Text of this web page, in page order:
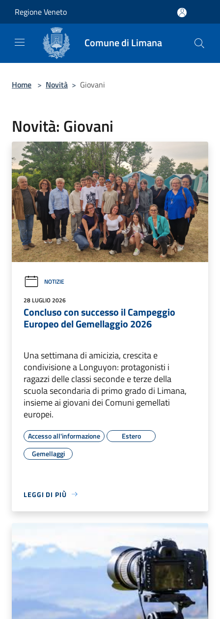
Regione Veneto
Comune di Limana
Home > Novità > Giovani
Novità: Giovani
NOTIZIE
28 LUGLIO 2026
Concluso con successo il Campeggio
Europeo del Gemellaggio 2026
Una settimana di amicizia, crescita e
condivisione a Longuyon: protagonisti i
ragazzi delle classi seconde e terze della
scuola secondaria di primo grado di Limana,
insieme ai giovani dei Comuni gemellati
europei.
Accesso all'informazione
Estero
Gemellaggi
LEGGI DI PIÙ